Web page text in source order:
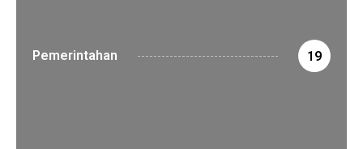
Pemerintahan 19